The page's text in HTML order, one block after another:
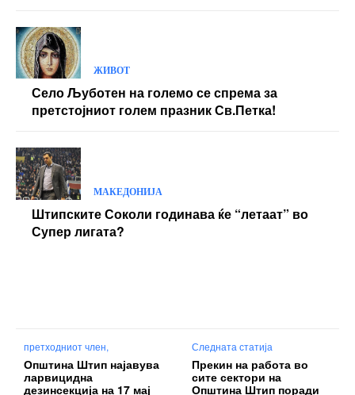
ЖИВОТ
Село Љуботен на големо се спрема за
претстојниот голем празник Св.Петка!
МАКЕДОНИЈА
Штипските Соколи годинава ќе “летаат” во
Супер лигата?
претходниот член,
Општина Штип најавува
ларвицидна
дезинсекција на 17 мај
Следната статија
Прекин на работа во
сите сектори на
Општина Штип поради